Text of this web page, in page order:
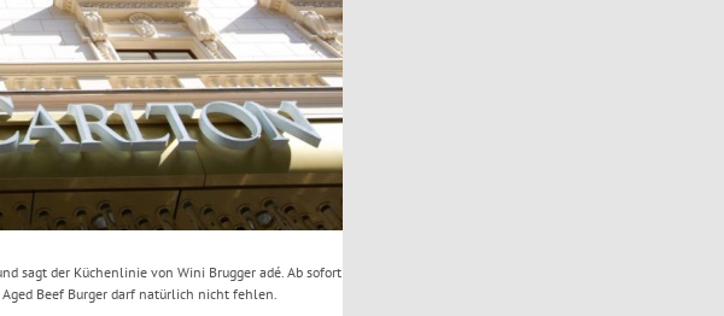
sagt der Küchenlinie von Wini Brugger adé. Ab sofort
Beef Burger darf natürlich nicht fehlen.